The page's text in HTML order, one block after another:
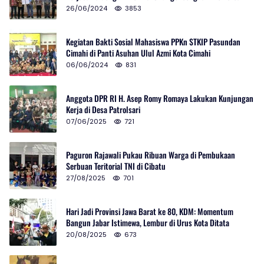
Selatan
26/06/2024 3853
Kegiatan Bakti Sosial Mahasiswa PPKn STKIP Pasundan
Cimahi di Panti Asuhan Ulul Azmi Kota Cimahi
06/06/2024 831
Anggota DPR RI H. Asep Romy Romaya Lakukan Kunjungan
Kerja di Desa Patrolsari
07/06/2025 721
Paguron Rajawali Pukau Ribuan Warga di Pembukaan
Serbuan Teritorial TNI di Cibatu
27/08/2025 701
Hari Jadi Provinsi Jawa Barat ke 80, KDM: Momentum
Bangun Jabar Istimewa, Lembur di Urus Kota Ditata
20/08/2025 673